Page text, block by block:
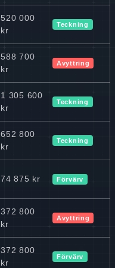
520 000
kr
Teckning
588 700
kr
Avyttring
1 305 600
kr
Teckning
652 800
kr
Teckning
74 875 kr Förvärv
372 800
kr
Avyttring
372 800
kr
Förvärv